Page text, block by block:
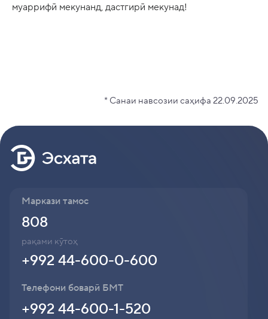
муаррифӣ мекунанд, дастгирӣ мекунад!
* Санаи навсозии саҳифа 22.09.2025
Маркази тамос
рақами кӯтоҳ
808
+992 44-600-0-600
Телефони боварӣ БМТ
+992 44-600-1-520